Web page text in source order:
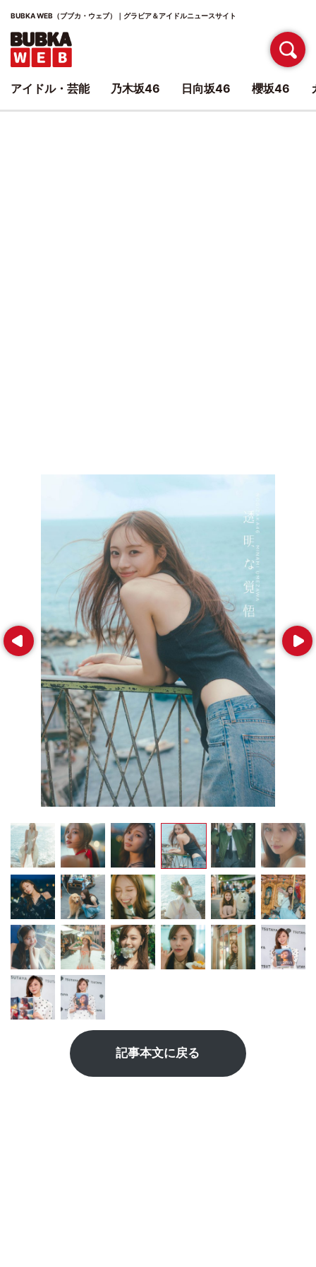
BUBKA WEB（ブブカ・ウェブ）｜グラビア＆アイドルニュースサイト
Prev Next
記事本文に戻る
アイドル・芸能 乃木坂46 日向坂46 櫻坂46